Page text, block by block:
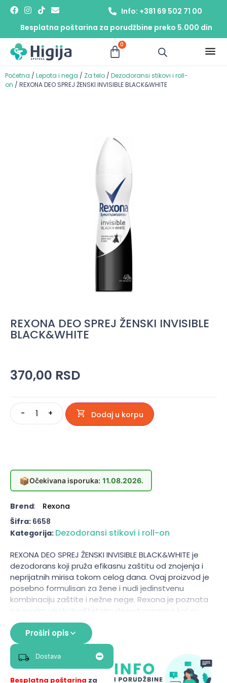
Besplatna poštarina za porudžbine preko 5.000 din
Info: +381 69 502 71 00
0
Početna / Lepota i nega / Za telo / Dezodoransi stikovi i roll-
on / REXONA DEO SPREJ ŽENSKI INVISIBLE BLACK&WHITE
REXONA DEO SPREJ ŽENSKI INVISIBLE
BLACK&WHITE
370,00 RSD
- + Dodaj u korpu
📦Očekivana isporuka: 11.08.2026.
Brend:
Rexona
Šifra: 6658
Kategorija: Dezodoransi stikovi i roll-on
REXONA DEO SPREJ ŽENSKI INVISIBLE BLACK&WHITE je
dezodorans koji pruža efikasnu zaštitu od znojenja i
neprijatnih mirisa tokom celog dana. Ovaj proizvod je
posebno formulisan za žene i nudi jedinstvenu
kombinaciju zaštite i nežne nege. Rexona je poznata
po svojim visokokvalitetnim dezodoransima koji su
razvijeni uz pomoć savremenih tehnologija, a Invisible
Black&White linija je dizajnirana da ne ostavlja tragove
na tamnoj i svetloj odeći, čime se smanjuje rizik od
mrlja. Ovaj sprej se brzo upija i pruža dugotrajnu
svežinu, čineći ga idealnim izborom za aktivne žene
koje žele da se osećaju sigurno i osveženo tokom
Proširi opis
Dostava
Besplatna poštarina za